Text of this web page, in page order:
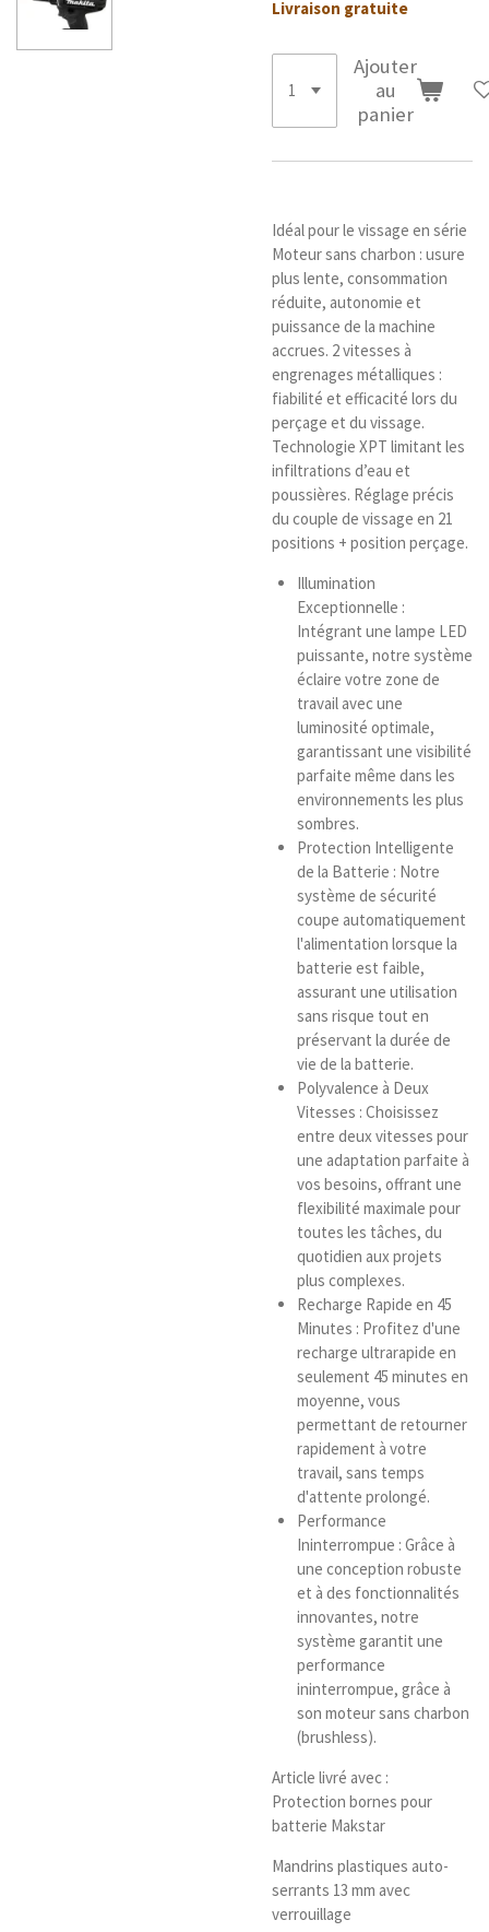
Livraison gratuite
Ajouter
au
panier
Idéal pour le vissage en série
Moteur sans charbon : usure
plus lente, consommation
réduite, autonomie et
puissance de la machine
accrues. 2 vitesses à
engrenages métalliques :
fiabilité et efficacité lors du
perçage et du vissage.
Technologie XPT limitant les
infiltrations d’eau et
poussières. Réglage précis
du couple de vissage en 21
positions + position perçage.
Illumination
Exceptionnelle :
Intégrant une lampe LED
puissante, notre système
éclaire votre zone de
travail avec une
luminosité optimale,
garantissant une visibilité
parfaite même dans les
environnements les plus
sombres.
Protection Intelligente
de la Batterie : Notre
système de sécurité
coupe automatiquement
l'alimentation lorsque la
batterie est faible,
assurant une utilisation
sans risque tout en
préservant la durée de
vie de la batterie.
Polyvalence à Deux
Vitesses : Choisissez
entre deux vitesses pour
une adaptation parfaite à
vos besoins, offrant une
flexibilité maximale pour
toutes les tâches, du
quotidien aux projets
plus complexes.
Recharge Rapide en 45
Minutes : Profitez d'une
recharge ultrarapide en
seulement 45 minutes en
moyenne, vous
permettant de retourner
rapidement à votre
travail, sans temps
d'attente prolongé.
Performance
Ininterrompue : Grâce à
une conception robuste
et à des fonctionnalités
innovantes, notre
système garantit une
performance
ininterrompue, grâce à
son moteur sans charbon
(brushless).
Article livré avec :
Protection bornes pour
batterie Makstar
Mandrins plastiques auto-
serrants 13 mm avec
verrouillage